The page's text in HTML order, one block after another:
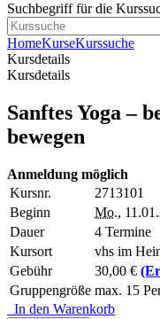
Suchbegriff für die
HomeKurseKurssuche
Kursdetails
Kursdetails
Sanftes Yoga –
bewegen
Anmeldung möglich
Kursnr.
2713101
Beginn
Mo.,
Dauer
4 Termine
Kursort
vhs im
Gebühr
30,00 €
Gruppengröße max. 15
In den Warenkorb